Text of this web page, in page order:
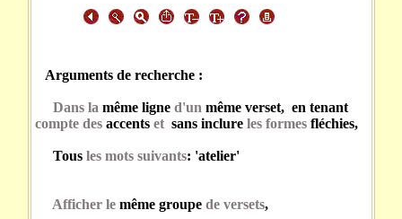
Arguments de recherche :
Dans la même ligne d'un même verset, en tenant
compte des accents et sans inclureles formes fléchies,
Tous les mots suivants: 'atelier'
Afficher le même groupede versets,